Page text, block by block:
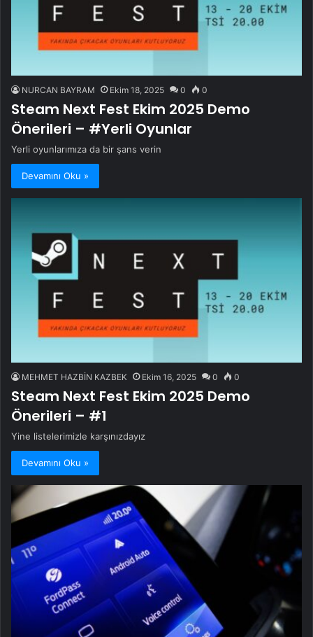
NURCAN BAYRAM Ekim 18, 2025 0 0
Steam Next Fest Ekim 2025 Demo
Önerileri – #Yerli Oyunlar
Yerli oyunlarımıza da bir şans verin
Devamını Oku »
MEHMET HAZBİN KAZBEK Ekim 16, 2025 0 0
Steam Next Fest Ekim 2025 Demo
Önerileri – #1
Yine listelerimizle karşınızdayız
Devamını Oku »